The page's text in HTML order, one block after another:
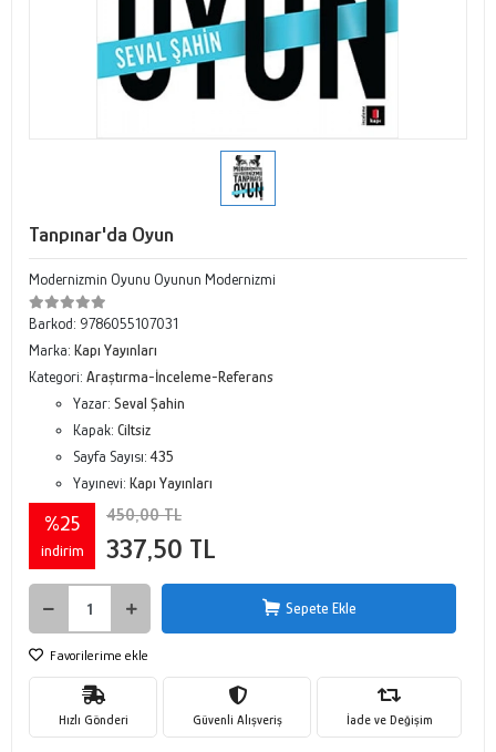
Tanpınar'da Oyun
Modernizmin Oyunu Oyunun Modernizmi
Barkod: 9786055107031
Marka: Kapı Yayınları
Kategori: Araştırma-İnceleme-Referans
Yazar: Seval Şahin
Kapak: Ciltsiz
Sayfa Sayısı:435
Yayınevi: Kapı Yayınları
%25
indirim
450,00 TL
337,50 TL
Sepete Ekle
Favorilerime ekle
Hızlı Gönderi Güvenli Alışveriş İade ve Değişim